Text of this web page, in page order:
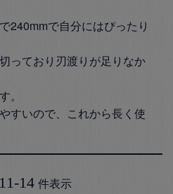
240mmで自分にはぴったり
っており刃渡りが足りなか
。
すいので、これから長く使
11-14 件表示